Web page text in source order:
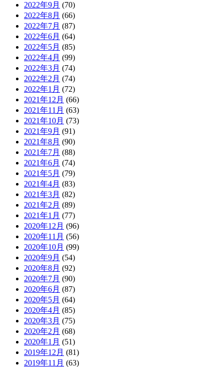
2022年9月 (70)
2022年8月 (66)
2022年7月 (87)
2022年6月 (64)
2022年5月 (85)
2022年4月 (99)
2022年3月 (74)
2022年2月 (74)
2022年1月 (72)
2021年12月 (66)
2021年11月 (63)
2021年10月 (73)
2021年9月 (91)
2021年8月 (90)
2021年7月 (88)
2021年6月 (74)
2021年5月 (79)
2021年4月 (83)
2021年3月 (82)
2021年2月 (89)
2021年1月 (77)
2020年12月 (96)
2020年11月 (56)
2020年10月 (99)
2020年9月 (54)
2020年8月 (92)
2020年7月 (90)
2020年6月 (87)
2020年5月 (64)
2020年4月 (85)
2020年3月 (75)
2020年2月 (68)
2020年1月 (51)
2019年12月 (81)
2019年11月 (63)